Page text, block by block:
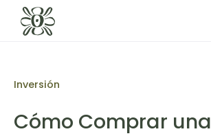
Inversión
Cómo Comprar una